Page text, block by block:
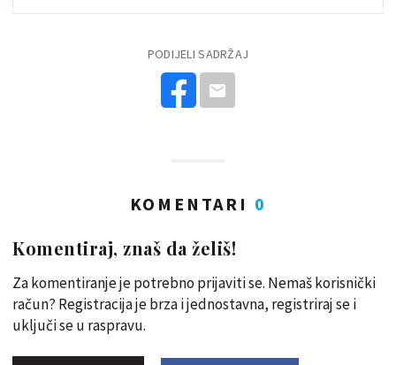
PODIJELI SADRŽAJ
KOMENTARI 0
Komentiraj, znaš da želiš!
Za komentiranje je potrebno prijaviti se. Nemaš korisnički
račun? Registracija je brza i jednostavna, registriraj se i
uključi se u raspravu.